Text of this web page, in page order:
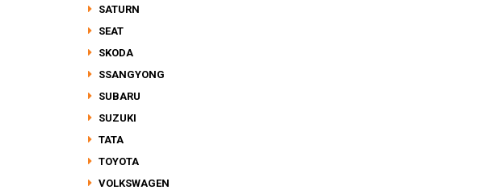
SATURN
SEAT
SKODA
SSANGYONG
SUBARU
SUZUKI
TATA
TOYOTA
VOLKSWAGEN